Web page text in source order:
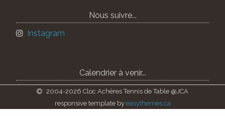
Nous suivre...
Instagram
Calendrier à venir...
2004-2026 Cloc Achères Tennis de Table @JCA
responsive template by easythemes.ca